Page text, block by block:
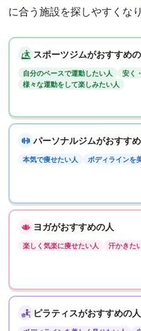
に合う施設を探しやすくなり
スポーツジムがおすすめ
自分のペースで運動したい人
安く
様々な運動をして楽しみたい人
パーソナルジムがおすす
本気で痩せたい人 ボディラインを
ヨガがおすすめの人
楽しく気楽に痩せたい人 汗かきた
ピラティスがおすすめの人